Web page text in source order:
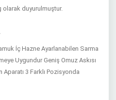
olarak duyurulmuştur.
İç Hazne Ayarlanabilen Sarma
Uygundur Geniş Omuz Askısı
3 Farklı Pozisyonda